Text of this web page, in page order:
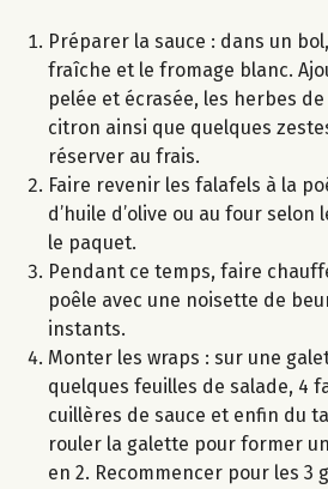
Préparer la sauce : dans un
fraîche et le fromage blanc.
pelée et écrasée, les herbes
citron ainsi que quelques
réserver au frais.
Faire revenir les falafels à la
d’huile d’olive ou au four
le paquet.
Pendant ce temps, faire
poêle avec une noisette de
instants.
Monter les wraps : sur une
quelques feuilles de salade, 4
cuillères de sauce et enfin du
rouler la galette pour former
en 2. Recommencer pour les 3